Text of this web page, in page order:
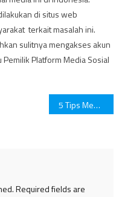
di situs web
terkait masalah ini.
sulitnya mengakses akun
Platform Media Sosial
5 Tips Menjaga Kesehatan Mental di Tengah Pandemi!
Required fields are